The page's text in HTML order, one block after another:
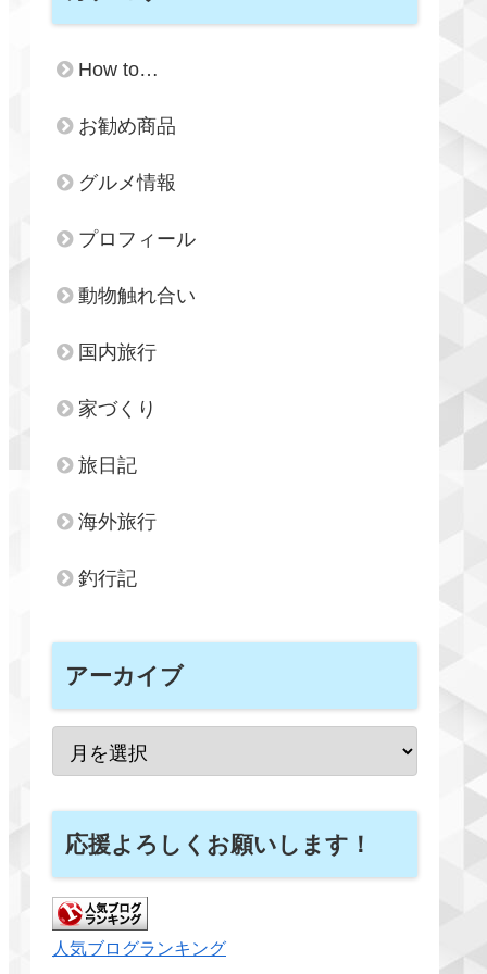
How to…
お勧め商品
グルメ情報
プロフィール
動物触れ合い
国内旅行
家づくり
旅日記
海外旅行
釣行記
アーカイブ
応援よろしくお願いします！
人気ブログランキング